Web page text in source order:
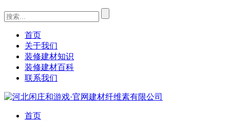
首页
关于我们
装修建材知识
装修建材百科
联系我们
首页